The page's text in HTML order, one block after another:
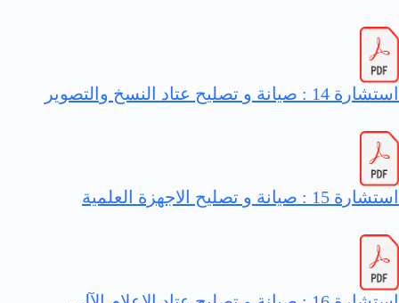
استشارة 14 : صيانة و تصليح عتاد النسخ والتصوير
استشارة 15 : صيانة و تصليح الاجهزة العلمية